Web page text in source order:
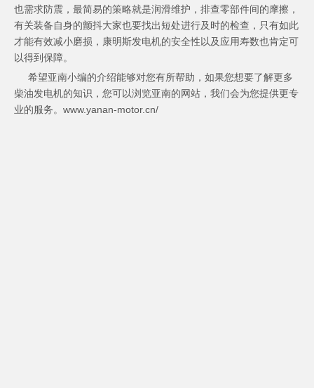
也需求防震，最简易的策略就是润滑维护，排查零部件间的摩擦，
有关装备自身的颤抖大家也要找出短处进行及时的检查，只有如此
才能有效减小磨损，康明斯发电机的安全性以及应用寿数也肯定可
以得到保障。
希望亚南小编的介绍能够对您有所帮助，如果您想要了解更多
柴油发电机的知识，您可以浏览亚南的网站，我们会为您提供更专
业的服务。www.yanan-motor.cn/